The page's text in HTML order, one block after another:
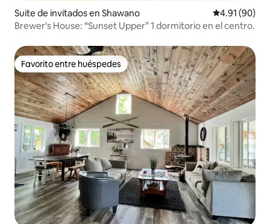
Suite de invitados en Shawano Calificación
4.91 (90)
Brewer's House: “Sunset Upper” 1 dormitorio en el centro.
Favorito entre huéspedes
Favorito entre huéspedes